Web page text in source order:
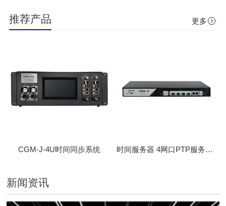
推荐产品 更多
CGM-J-4U时间同步系统 时间服务器 4网口PTP服务器 CBM-D-40
新闻资讯